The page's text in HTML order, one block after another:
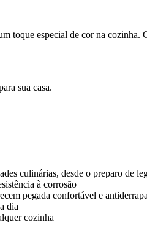
toque especial de cor na cozinha.
sua casa.
culinárias, desde o preparo de
à corrosão
pegada confortável e
dia
cozinha